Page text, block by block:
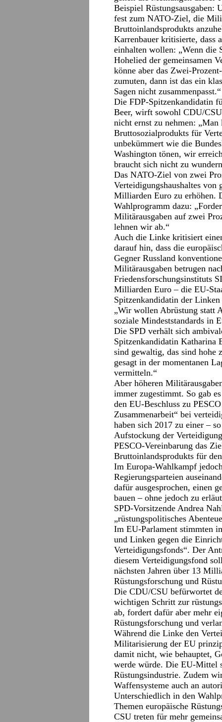
Beispiel Rüstungsausgaben:
fest zum NATO-Ziel, die
Bruttoinlandsprodukts
Karrenbauer kritisierte, dass
einhalten wollen: „Wenn die
Hohelied der gemeinsamen
könne aber das Zwei-
zumuten, dann ist das ein
Sagen nicht zusammenpasst.“
Die FDP-Spitzenkandidatin
Beer, wirft sowohl CDU/
nicht ernst zu nehmen:
Bruttosozialprodukts für
unbekümmert wie die
Washington tönen, wir
braucht sich nicht zu
Das NATO-Ziel von zwei
Verteidigungshaushaltes
Milliarden Euro zu erhöhen.
Wahlprogramm dazu:
Militärausgaben auf zwei
lehnen wir ab.“
Auch die Linke kritisiert
darauf hin, dass die
Gegner Russland
Militärausgaben betrugen
Friedensforschungsinstituts
Milliarden Euro – die EU-
Spitzenkandidatin der
„Wir wollen Abrüstung statt
soziale Mindeststandards in
Die SPD verhält sich
Spitzenkandidatin Katharina
sind gewaltig, das sind hohe
gesagt in der momentanen
vermitteln.“
Aber höheren
immer zugestimmt. So gab
den EU-Beschluss zu
Zusammenarbeit“ bei
haben sich 2017 zu einer –
Aufstockung der
PESCO-Vereinbarung das
Bruttoinlandsprodukts für
Im Europa-Wahlkampf
Regierungsparteien
dafür ausgesprochen, einen
bauen – ohne jedoch zu
SPD-Vorsitzende Andrea
„rüstungspolitisches
Im EU-Parlament stimmten
und Linken gegen die
Verteidigungsfonds“. Der
diesem Verteidigungsfond
nächsten Jahren über 13
Rüstungsforschung und
Die CDU/CSU befürwortet
wichtigen Schritt zur
ab, fordert dafür aber mehr
Rüstungsforschung und
Während die Linke den
Militarisierung der EU
damit nicht, wie behauptet,
werde würde. Die EU-Mittel
Rüstungsindustrie. Zudem
Waffensysteme auch an
Unterschiedlich in den
Themen europäische
CSU treten für mehr